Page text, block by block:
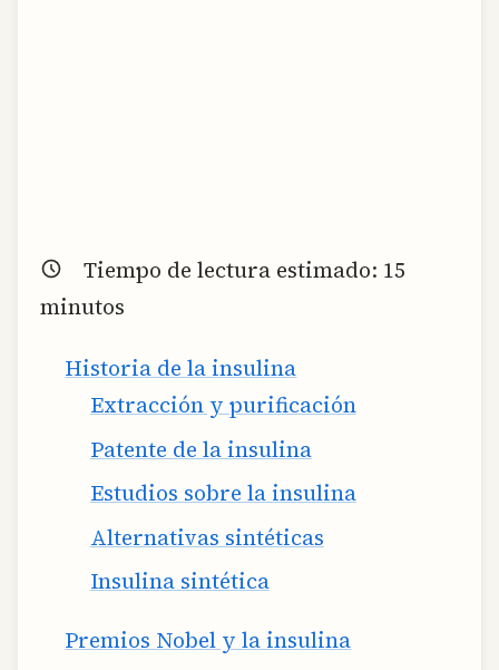
Tiempo de lectura estimado: 15
minutos
Historia de la insulina
Extracción y purificación
Patente de la insulina
Estudios sobre la insulina
Alternativas sintéticas
Insulina sintética
Premios Nobel y la insulina